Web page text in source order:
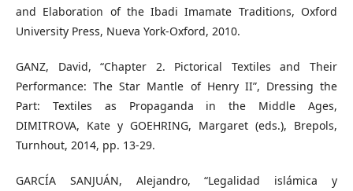
and Elaboration of the Ibadi Imamate Traditions, Oxford
University Press, Nueva York-Oxford, 2010.
GANZ, David, “Chapter 2. Pictorical Textiles and Their
Performance: The Star Mantle of Henry II”, Dressing the
Part: Textiles as Propaganda in the Middle Ages,
DIMITROVA, Kate y GOEHRING, Margaret (eds.), Brepols,
Turnhout, 2014, pp. 13-29.
GARCÍA SANJUÁN, Alejandro, “Legalidad islámica y